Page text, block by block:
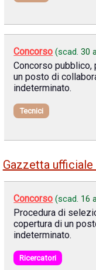
Concorso (scad.30
Concorso
un posto di
indeterminato.
Tecnici
Gazzetta
Concorso (scad. 16
Procedura di
copertura di un
indeterminato.
Ricercatori